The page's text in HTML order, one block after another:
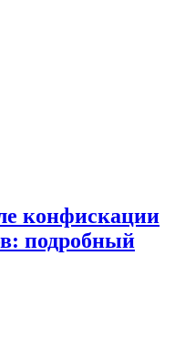
конфискации
подробный